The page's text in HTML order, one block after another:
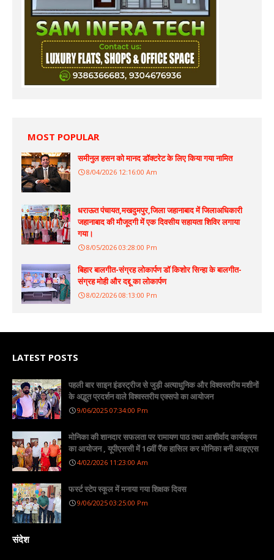
MOST POPULAR
समीनुल हसन को मानद डॉक्टरेट के लिए किया गया नामित
8/04/2026 12:16:00 Am
धराऊत पंचायत,मखदुमपुर,जिला जहानाबाद में जिलाअधिकारी
जहानाबाद की मौजूदगी में एक दिवसीय सहायता शिविर लगाया
गया।
8/05/2026 03:28:00 Pm
बिहार बालगीत-संग्रह लोकार्पण डॉ किशोर सिन्हा के बालगीत-
संग्रह मोही और दद्दू का लोकार्पण
8/02/2026 08:13:00 Pm
LATEST POSTS
पहली बार साइन इंडस्ट्रीज से जुड़ी अत्याधुनिक और विश्वस्तरीय मशीनों
के अद्भुत प्रदर्शन वाले विश्वस्तरीय एक्सपो का आयोजन
9/06/2025 07:34:00 Pm
मोनिका की शानदार सफलता पर रामायण पाठ तथा आशीर्वाद कार्यक्रम
का आयोजन , यूपीएससी में 16वीं रैंक हासिल कर मोनिका बनी आइएएस
4/02/2026 11:23:00 Am
फर्स्ट स्टेप स्कूल में मनाया गया शिक्षक दिवस
9/06/2025 03:25:00 Pm
संदेश